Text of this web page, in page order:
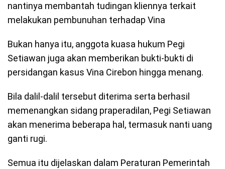
nantinya membantah tudingan kliennya terkait
melakukan pembunuhan terhadap Vina
Bukan hanya itu, anggota kuasa hukum Pegi
Setiawan juga akan memberikan bukti-bukti di
persidangan kasus Vina Cirebon hingga menang.
Bila dalil-dalil tersebut diterima serta berhasil
memenangkan sidang praperadilan, Pegi Setiawan
akan menerima beberapa hal, termasuk nanti uang
ganti rugi.
Semua itu dijelaskan dalam Peraturan Pemerintah